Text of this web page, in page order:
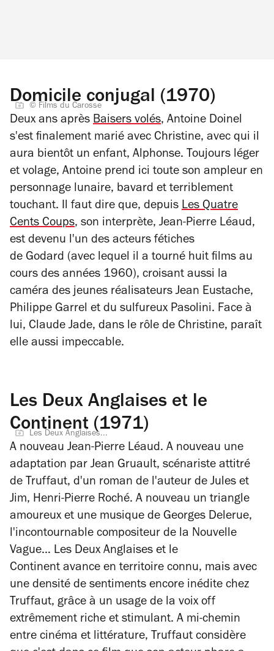
Domicile conjugal (1970)
© Films du Carosse
Deux ans après Baisers volés, Antoine Doinel
s'est finalement marié avec Christine, avec qui il
aura bientôt un enfant, Alphonse. Toujours léger
et volage, Antoine prend ici toute son ampleur en
personnage lunaire, bavard et terriblement
touchant. Il faut dire que, depuis Les Quatre
Cents Coups, son interprète, Jean-Pierre Léaud,
est devenu l'un des acteurs fétiches
de Godard (avec lequel il a tourné huit films au
cours des années 1960), croisant aussi la
caméra des jeunes réalisateurs Jean Eustache,
Philippe Garrel et du sulfureux Pasolini. Face à
lui, Claude Jade, dans le rôle de Christine, paraît
elle aussi impeccable.
Les Deux Anglaises et le
Continent (1971)
Les Deux Anglaises...
A nouveau Jean-Pierre Léaud. A nouveau une
adaptation par Jean Gruault, scénariste attitré
de Truffaut, d'un roman de l'auteur de Jules et
Jim, Henri-Pierre Roché. A nouveau un triangle
amoureux et une musique de Georges Delerue,
l'incontournable compositeur de la Nouvelle
Vague… Les Deux Anglaises et le
Continent avance en territoire connu, mais avec
une densité de sentiments encore inédite chez
Truffaut, grâce à un usage de la voix off
extrêmement riche et stimulant. A mi-chemin
entre cinéma et littérature, Truffaut considère